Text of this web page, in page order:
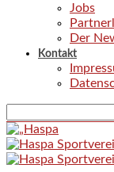
Jobs
Der
Kontakt